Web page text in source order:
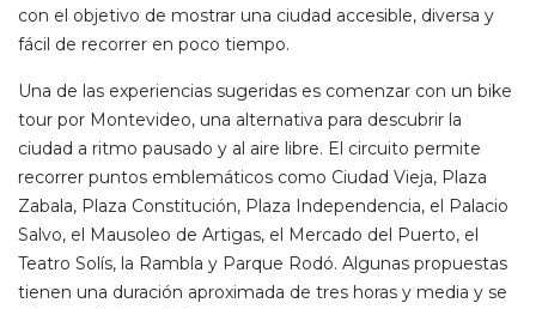
con el objetivo de mostrar una ciudad accesible, diversa y
fácil de recorrer en poco tiempo.
Una de las experiencias sugeridas es comenzar con un bike
tour por Montevideo, una alternativa para descubrir la
ciudad a ritmo pausado y al aire libre. El circuito permite
recorrer puntos emblemáticos como Ciudad Vieja, Plaza
Zabala, Plaza Constitución, Plaza Independencia, el Palacio
Salvo, el Mausoleo de Artigas, el Mercado del Puerto, el
Teatro Solís, la Rambla y Parque Rodó. Algunas propuestas
tienen una duración aproximada de tres horas y media y se